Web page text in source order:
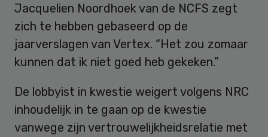
Jacquelien Noordhoek van de NCFS zegt
zich te hebben gebaseerd op de
jaarverslagen van Vertex. “Het zou zomaar
kunnen dat ik niet goed heb gekeken.”
De lobbyist in kwestie weigert volgens NRC
inhoudelijk in te gaan op de kwestie
vanwege zijn vertrouwelijkheidsrelatie met